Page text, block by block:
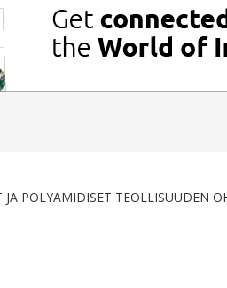
JA POLYAMIDISET TEOLLISUUDEN